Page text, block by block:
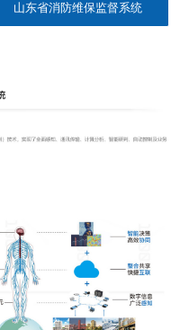
山东省消防维保监督系统